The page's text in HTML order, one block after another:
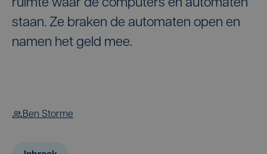
ruimte waar de computers en automaten
staan. Ze braken de automaten open en
namen het geld mee.
Ben Storme